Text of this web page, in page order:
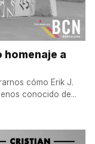
a
cómo Erik J.
conocido de...